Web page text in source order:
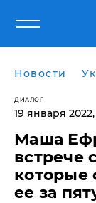
Новости
ДИАЛОГ
19 января 2022,
Маша
встрече
которые
ее за